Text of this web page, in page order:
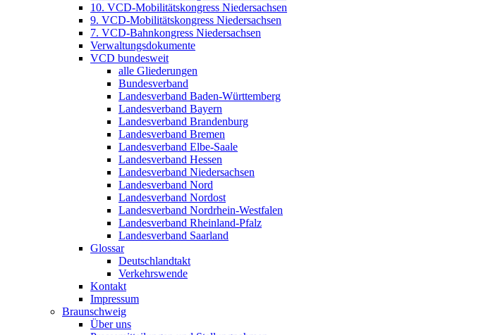
10. VCD-Mobilitätskongress Niedersachsen
9. VCD-Mobilitätskongress Niedersachsen
7. VCD-Bahnkongress Niedersachsen
Verwaltungsdokumente
VCD bundesweit
alle Gliederungen
Bundesverband
Landesverband Baden-Württemberg
Landesverband Bayern
Landesverband Brandenburg
Landesverband Bremen
Landesverband Elbe-Saale
Landesverband Hessen
Landesverband Niedersachsen
Landesverband Nord
Landesverband Nordost
Landesverband Nordrhein-Westfalen
Landesverband Rheinland-Pfalz
Landesverband Saarland
Glossar
Deutschlandtakt
Verkehrswende
Kontakt
Impressum
Braunschweig
Über uns